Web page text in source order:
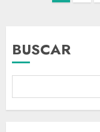
BUSCAR